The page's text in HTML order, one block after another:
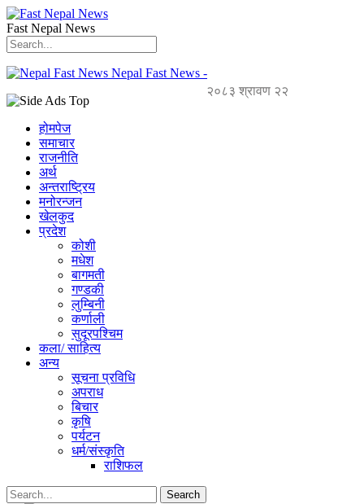
Fast Nepal News
Nepal Fast News -
२०८३ श्रावण २२
होमपेज
समाचार
राजनीति
अर्थ
अन्तराष्ट्रिय
मनोरन्जन
खेलकुद
प्रदेश
कोशी
मधेश
बागमती
गण्डकी
लुम्बिनी
कर्णाली
सुदूरपश्चिम
कला/ साहित्य
अन्य
सूचना प्रविधि
अपराध
बिचार
कृषि
पर्यटन
धर्म/संस्कृति
राशिफल